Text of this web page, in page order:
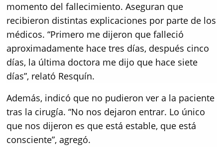
momento del fallecimiento. Aseguran que
recibieron distintas explicaciones por parte de los
médicos. “Primero me dijeron que falleció
aproximadamente hace tres días, después cinco
días, la última doctora me dijo que hace siete
días”, relató Resquín.
Además, indicó que no pudieron ver a la paciente
tras la cirugía. “No nos dejaron entrar. Lo único
que nos dijeron es que está estable, que está
consciente”, agregó.